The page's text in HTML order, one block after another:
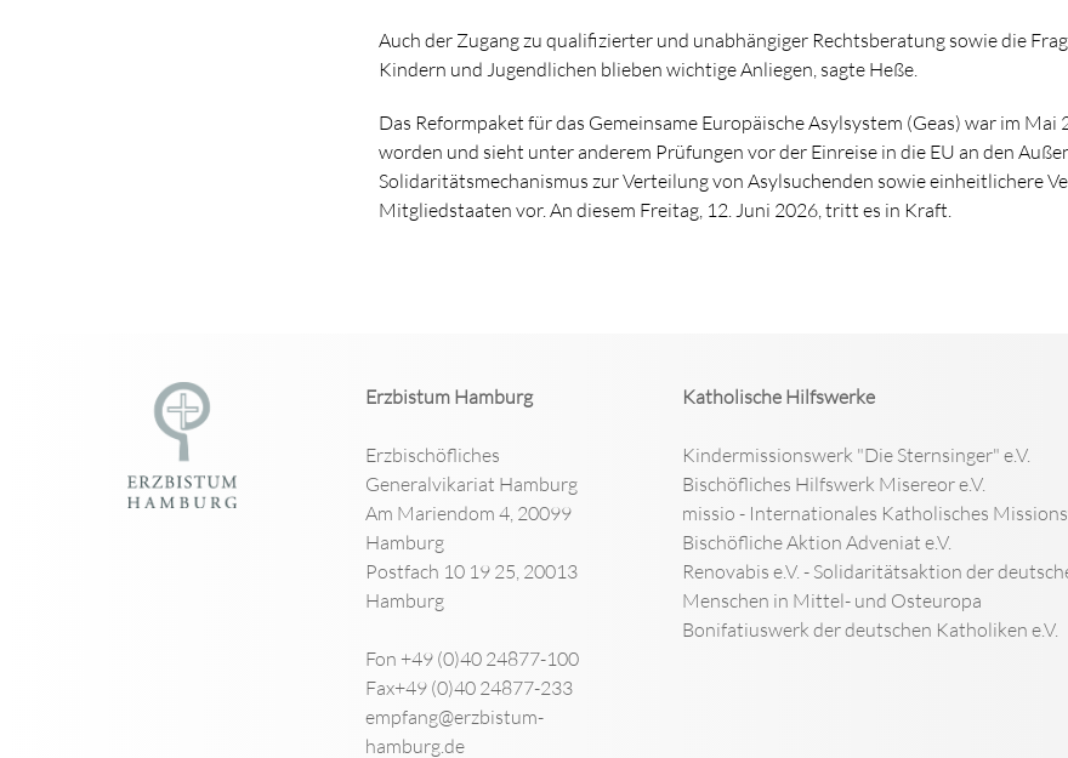
Auch der Zugang zu qualifizierter und unabhängiger Rechtsberatung sowie die
Kindern und Jugendlichen blieben wichtige Anliegen, sagte Heße.
Das Reformpaket für das Gemeinsame Europäische Asylsystem (Geas) war im Mai
worden und sieht unter anderem Prüfungen vor der Einreise in die EU an den
Solidaritätsmechanismus zur Verteilung von Asylsuchenden sowie einheitlichere
Mitgliedstaaten vor. An diesem Freitag, 12. Juni 2026, tritt es in Kraft.
Erzbistum Hamburg
Erzbischöfliches
Generalvikariat Hamburg
Am Mariendom 4, 20099
Hamburg
Postfach 10 19 25, 20013
Hamburg
Fon +49 (0)40 24877-100
Fax+49 (0)40 24877-233
empfang@erzbistum-
hamburg.de
Katholische Hilfswerke
Kindermissionswerk "Die Sternsinger" e.V.
Bischöfliches Hilfswerk Misereor e.V.
missio - Internationales Katholisches
Bischöfliche Aktion Adveniat e.V.
Renovabis e.V. - Solidaritätsaktion der
Menschen in Mittel- und Osteuropa
Bonifatiuswerk der deutschen Katholiken e.V.